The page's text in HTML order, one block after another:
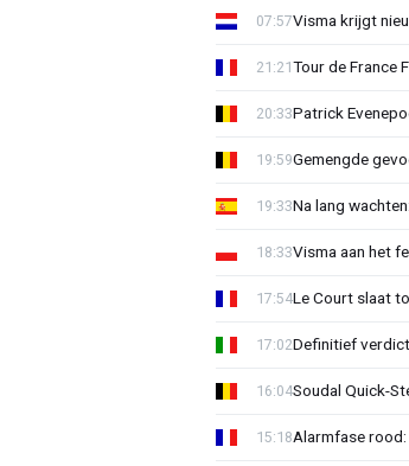
Visma krijgt
07:57
Tour de France
21:21
Patrick
20:33
Gemengde
19:59
Na lang
19:33
Visma aan het
18:33
Le Court slaat
17:54
Definitief
17:02
Soudal Quick-
16:04
Alarmfase
15:18